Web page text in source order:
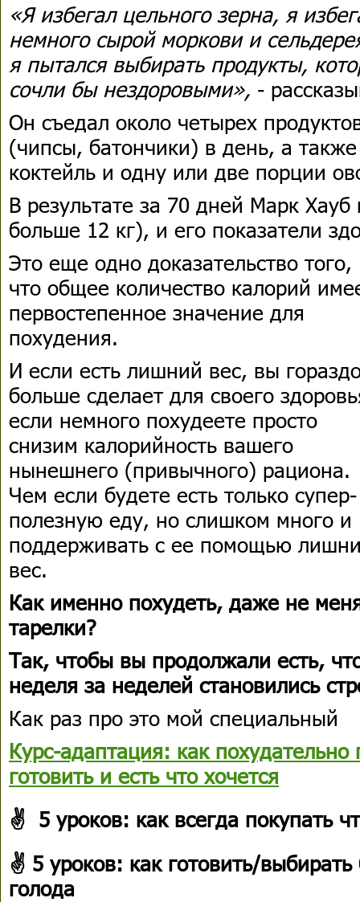
«Я избегал цельного зерна, я
немного сырой моркови и
я пытался выбирать продукты,
сочли бы нездоровыми», -
Он съедал около четырех
(чипсы, батончики) в день, а
коктейль и одну или две порции
В результате за 70 дней Марк
больше 12 кг), и его показатели
Это еще одно доказательство того,
что общее количество калорий
первостепенное значение для
похудения.
И если есть лишний вес, вы
больше сделает для своего
если немного похудеете просто
снизим калорийность вашего
нынешнего (привычного) рациона.
Чем если будете есть только супер-
полезную еду, но слишком много и
поддерживать с ее помощью
вес.
Как именно похудеть, даже не
тарелки?
Так, чтобы вы продолжали есть,
неделя за неделей становились
Как раз про это мой специальный
Курс-адаптация: как похудательно
готовить и есть что хочется
✌ 5 уроков: как всегда покупать
✌ 5 уроков: как готовить/
голода